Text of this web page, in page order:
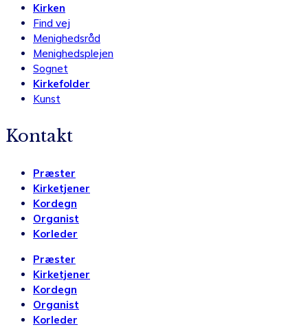
Kirken
Find vej
Menighedsråd
Menighedsplejen
Sognet
Kirkefolder
Kunst
Kontakt
Præster
Kirketjener
Kordegn
Organist
Korleder
Præster
Kirketjener
Kordegn
Organist
Korleder